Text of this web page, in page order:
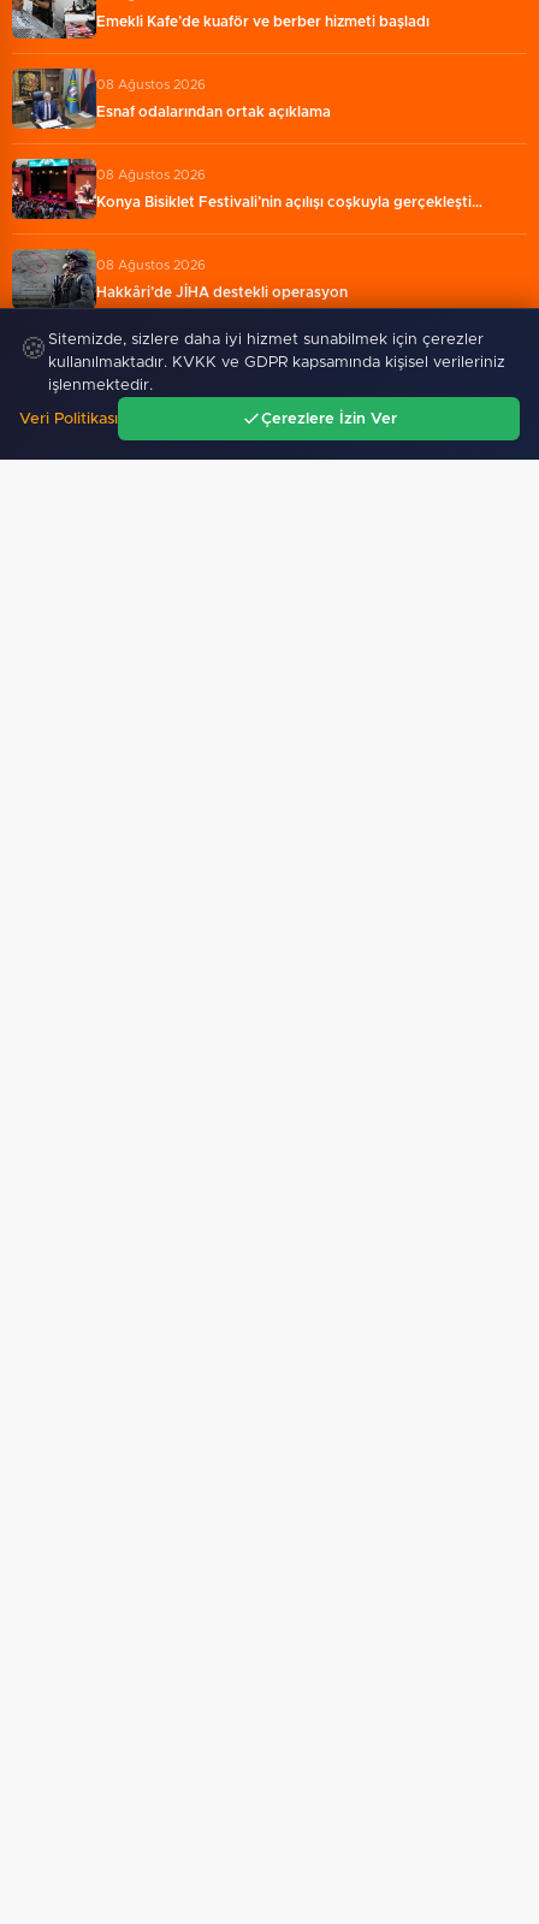
Emekli Kafe’de kuaför ve berber hizmeti başladı
08 Ağustos 2026
Esnaf odalarından ortak açıklama
08 Ağustos 2026
Konya Bisiklet Festivali’nin açılışı coşkuyla gerçekleşti…
08 Ağustos 2026
Hakkâri’de JİHA destekli operasyon
08 Ağustos 2026
Faili meçhul 2 cinayet daha aydınlatıldı
🍪 Sitemizde, sizlere daha iyi hizmet sunabilmek için çerezler
kullanılmaktadır. KVKK ve GDPR kapsamında kişisel verileriniz
işlenmektedir.
Veri Politikası Çerezlere İzin Ver
Gündem Ara Menü